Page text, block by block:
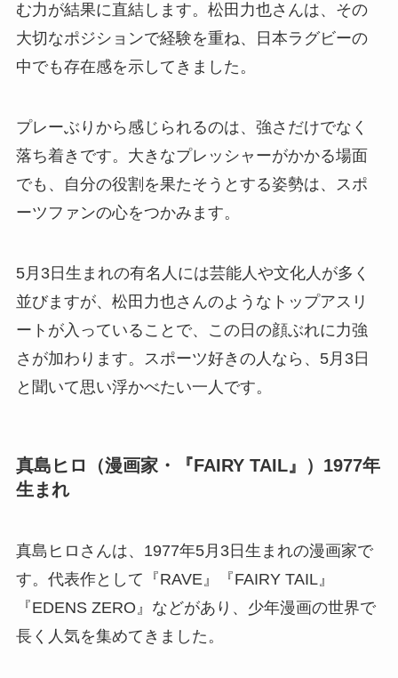
む力が結果に直結します。松田力也さんは、その
大切なポジションで経験を重ね、日本ラグビーの
中でも存在感を示してきました。
プレーぶりから感じられるのは、強さだけでなく
落ち着きです。大きなプレッシャーがかかる場面
でも、自分の役割を果たそうとする姿勢は、スポ
ーツファンの心をつかみます。
5月3日生まれの有名人には芸能人や文化人が多く
並びますが、松田力也さんのようなトップアスリ
ートが入っていることで、この日の顔ぶれに力強
さが加わります。スポーツ好きの人なら、5月3日
と聞いて思い浮かべたい一人です。
真島ヒロ（漫画家・『FAIRY TAIL』）1977年
生まれ
真島ヒロさんは、1977年5月3日生まれの漫画家で
す。代表作として『RAVE』『FAIRY TAIL』
『EDENS ZERO』などがあり、少年漫画の世界で
長く人気を集めてきました。